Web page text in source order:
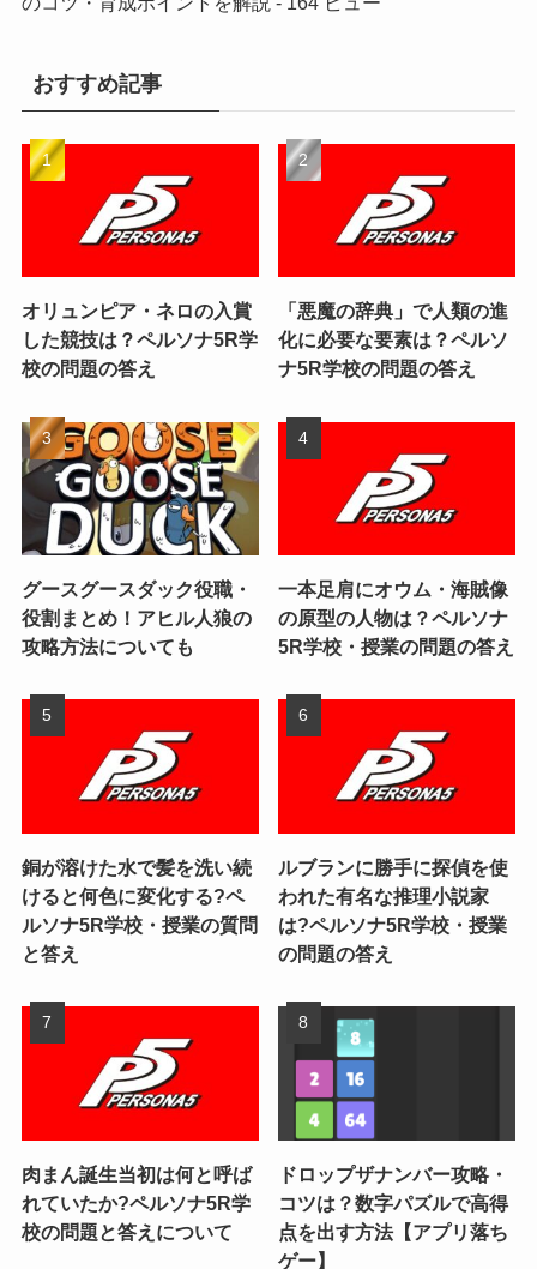
おすすめ記事
オリュンピア・ネロの入賞
した競技は？ペルソナ5R学
校の問題の答え
「悪魔の辞典」で人類の進
化に必要な要素は？ペルソ
ナ5R学校の問題の答え
グースグースダック役職・
役割まとめ！アヒル人狼の
攻略方法についても
一本足肩にオウム・海賊像
の原型の人物は？ペルソナ
5R学校・授業の問題の答え
銅が溶けた水で髪を洗い続
けると何色に変化する?ペ
ルソナ5R学校・授業の質問
と答え
ルブランに勝手に探偵を使
われた有名な推理小説家
は?ペルソナ5R学校・授業
の問題の答え
肉まん誕生当初は何と呼ば
れていたか?ペルソナ5R学
校の問題と答えについて
ドロップザナンバー攻略・
コツは？数字パズルで高得
点を出す方法【アプリ落ち
ゲー】